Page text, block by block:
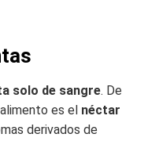
solo de sangre. De
es el néctar
derivados de